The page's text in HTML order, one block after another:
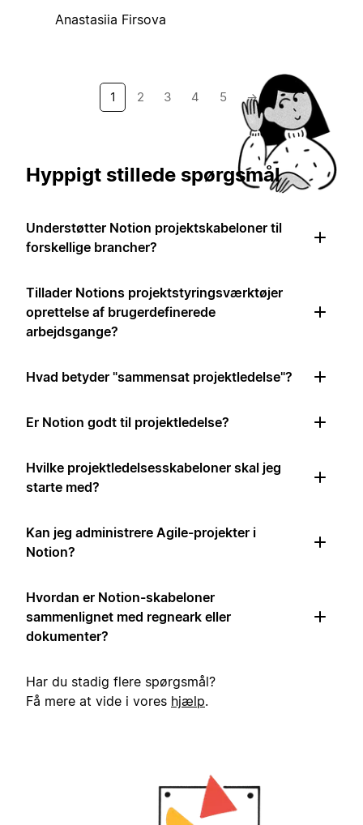
Anastasiia Firsova
1 2 3 4 5 →
Hyppigt stillede spørgsmål
Understøtter Notion projektskabeloner til
forskellige brancher?
Tillader Notions projektstyringsværktøjer
oprettelse af brugerdefinerede
arbejdsgange?
Hvad betyder "sammensat projektledelse"?
Er Notion godt til projektledelse?
Hvilke projektledelsesskabeloner skal jeg
starte med?
Kan jeg administrere Agile-projekter i
Notion?
Hvordan er Notion-skabeloner
sammenlignet med regneark eller
dokumenter?
Har du stadig flere spørgsmål?
Få mere at vide i vores hjælp.